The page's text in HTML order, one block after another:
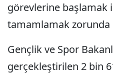
görevlerine başlamak
tamamlamak zorunda
Gençlik ve Spor
gerçekleştirilen 2 bin